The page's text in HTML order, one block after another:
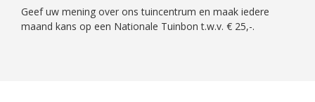
Geef uw mening over ons tuincentrum en maak iedere
maand kans op een Nationale Tuinbon t.w.v. € 25,-.